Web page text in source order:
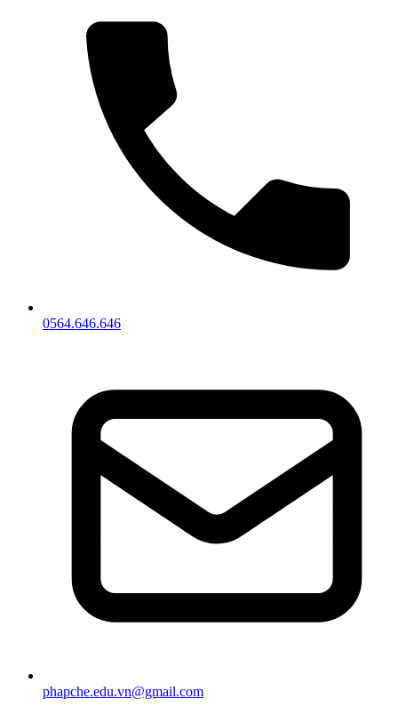
0564.646.646
phapche.edu.vn@gmail.com